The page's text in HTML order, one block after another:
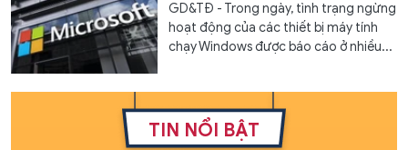
GD&TĐ - Trong ngày, tình trạng ngừng
hoạt động của các thiết bị máy tính
chạy Windows được báo cáo ở nhiều...
TIN NỔI BẬT